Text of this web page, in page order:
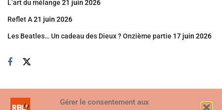
Gérer le consentement aux
L’art du mélange 21 juin 2026
Reflet A21 juin 2026
Les Beatles… Un cadeau des Dieux ? Onzième partie 17 juin 2026